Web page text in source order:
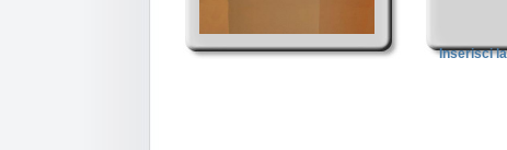
Inserisci